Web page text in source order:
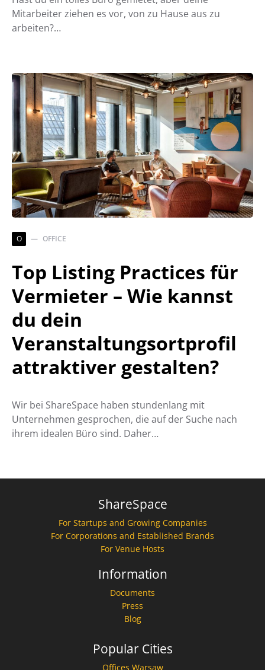
Mitarbeiter ziehen es vor, von zu Hause aus zu
arbeiten?…
O OFFICE
Top Listing Practices für
Vermieter – Wie kannst
du dein
Veranstaltungsortprofil
attraktiver gestalten?
Wir bei ShareSpace haben stundenlang mit
Unternehmen gesprochen, die auf der Suche nach
ihrem idealen Büro sind. Daher…
ShareSpace
For Startups and Growing Companies
For Corporations and Established Brands
For Venue Hosts
Popular Cities
Offices Warsaw
Information
Documents
Press
Blog